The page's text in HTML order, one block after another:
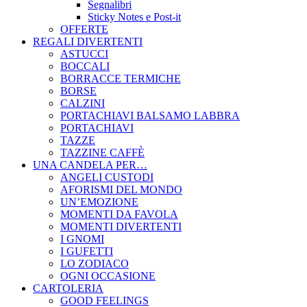
Segnalibri
Sticky Notes e Post-it
OFFERTE
REGALI DIVERTENTI
ASTUCCI
BOCCALI
BORRACCE TERMICHE
BORSE
CALZINI
PORTACHIAVI BALSAMO LABBRA
PORTACHIAVI
TAZZE
TAZZINE CAFFÈ
UNA CANDELA PER…
ANGELI CUSTODI
AFORISMI DEL MONDO
UN’EMOZIONE
MOMENTI DA FAVOLA
MOMENTI DIVERTENTI
I GNOMI
I GUFETTI
LO ZODIACO
OGNI OCCASIONE
CARTOLERIA
GOOD FEELINGS